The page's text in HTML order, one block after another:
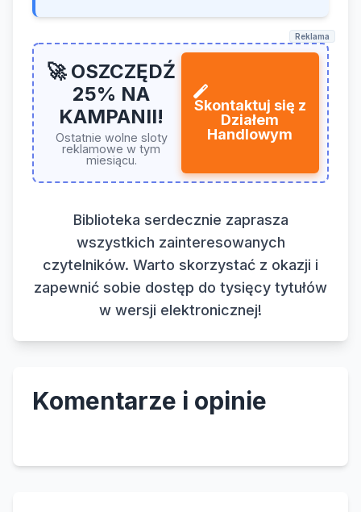
Reklama
🚀 OSZCZĘDŹ
25% NA
KAMPANII!
Ostatnie wolne sloty
reklamowe w tym
miesiącu.
Skontaktuj się z
Działem
Handlowym
Biblioteka serdecznie zaprasza
wszystkich zainteresowanych
czytelników. Warto skorzystać z okazji i
zapewnić sobie dostęp do tysięcy tytułów
w wersji elektronicznej!
Komentarze i opinie